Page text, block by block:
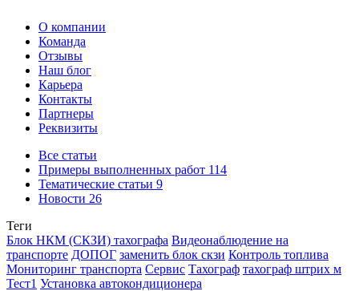
О компании
Команда
Отзывы
Наш блог
Карьера
Контакты
Партнеры
Реквизиты
Все статьи
Примеры выполненных работ 114
Тематические статьи 9
Новости 26
Теги
Блок НКМ (СКЗИ) тахографа Видеонаблюдение на
транспорте ДОПОГ заменить блок скзи Контроль топлива
Мониторинг транспорта Сервис Тахограф тахограф штрих м
Тест1 Установка автокондиционера